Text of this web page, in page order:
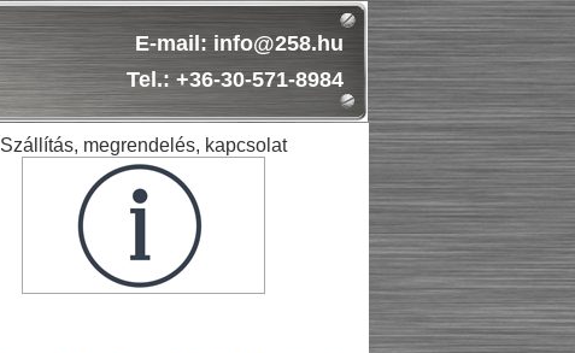
E-mail: info@258.hu
Tel.: +36-30-571-8984
Szállítás, megrendelés, kapcsolat